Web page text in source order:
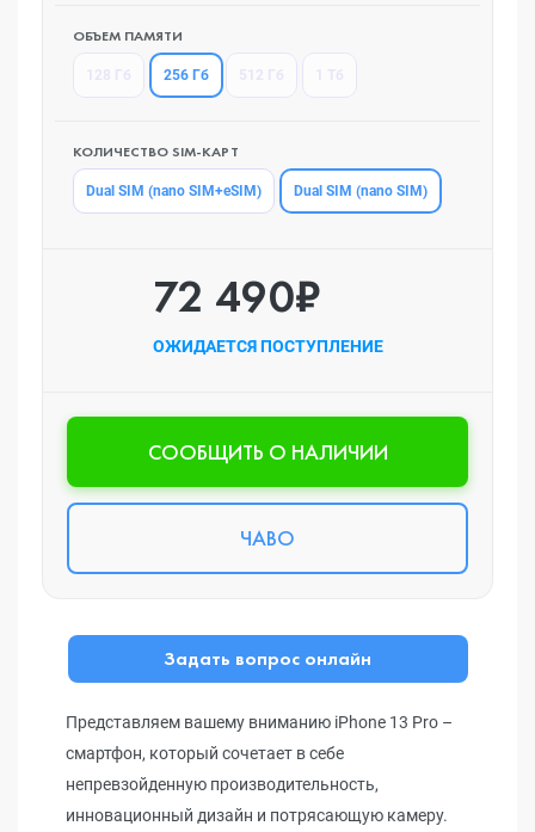
ОБЪЕМ ПАМЯТИ
256 Гб
КОЛИЧЕСТВО SIM-КАРТ
Dual SIM (nano SIM+eSIM) Dual SIM (nano SIM)
72 490₽
ОЖИДАЕТСЯ ПОСТУПЛЕНИЕ
CООБЩИТЬ О НАЛИЧИИ
ЧАВО
Задать вопрос онлайн
Представляем вашему вниманию iPhone 13 Pro –
смартфон, который сочетает в себе
непревзойденную производительность,
инновационный дизайн и потрясающую камеру.